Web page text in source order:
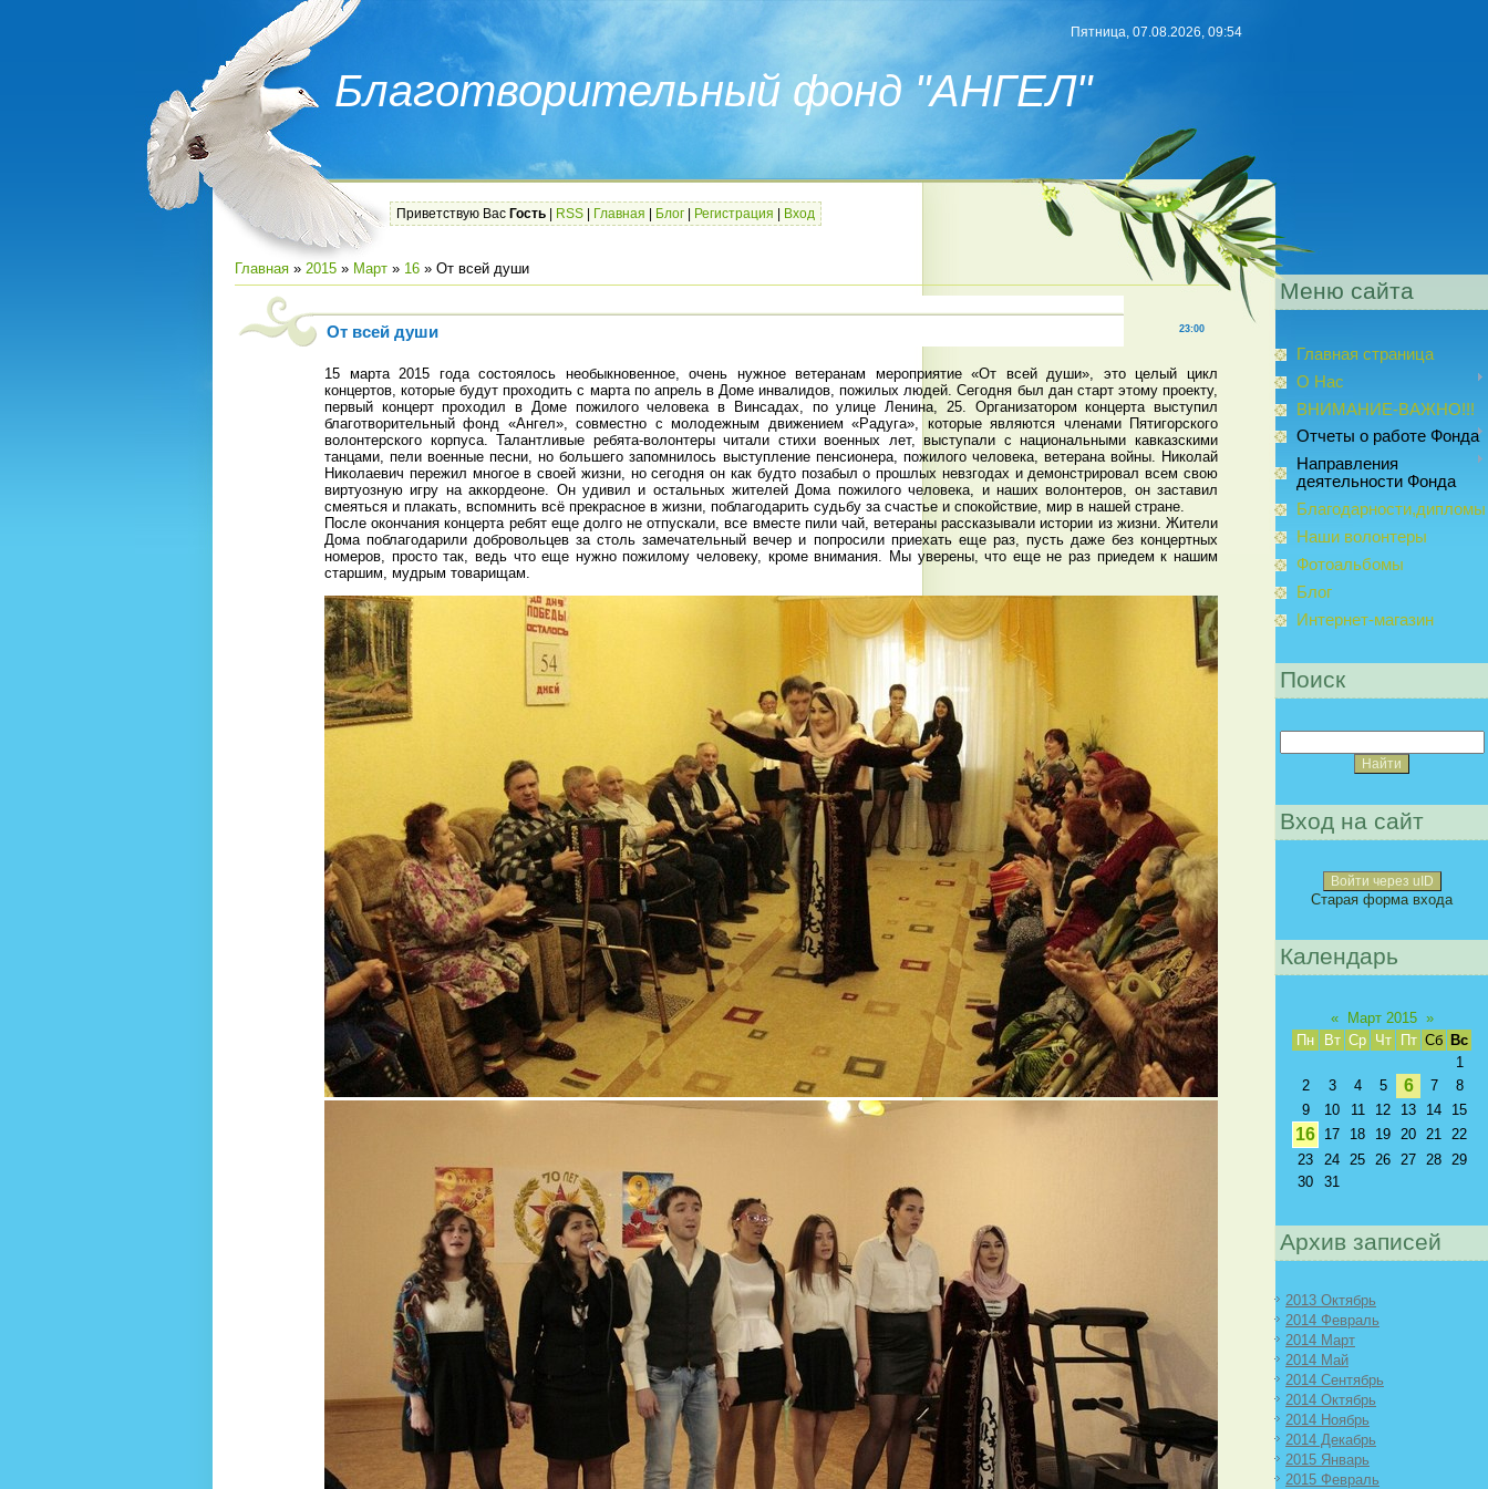
Благотворительный фонд "АНГЕЛ"
Пятница, 07.08.2026, 09:54
Приветствую Вас Гость RSS Главная Блог Регистрация Вход
Главная » 2015 » Март » 16 » От всей души
23:00
От всей души
15 марта 2015 года состоялось необыкновенное, очень нужное ветеранам мероприятие «От всей души», это целый цикл
концертов, которые будут проходить с марта по апрель в Доме инвалидов, пожилых людей. Сегодня был дан старт этому проекту,
первый концерт проходил в Доме пожилого человека в Винсадах, по улице Ленина, 25. Организатором концерта выступил
благотворительный фонд «Ангел», совместно с молодежным движением «Радуга», которые являются членами Пятигорского
волонтерского корпуса. Талантливые ребята-волонтеры читали стихи военных лет, выступали с национальными кавказскими
танцами, пели военные песни, но большего запомнилось выступление пенсионера, пожилого человека, ветерана войны. Николай
Николаевич пережил многое в своей жизни, но сегодня он как будто позабыл о прошлых невзгодах и демонстрировал всем свою
виртуозную игру на аккордеоне. Он удивил и остальных жителей Дома пожилого человека, и наших волонтеров, он заставил
смеяться и плакать, вспомнить всё прекрасное в жизни, поблагодарить судьбу за счастье и спокойствие, мир в нашей стране.
После окончания концерта ребят еще долго не отпускали, все вместе пили чай, ветераны рассказывали истории из жизни. Жители
Дома поблагодарили добровольцев за столь замечательный вечер и попросили приехать еще раз, пусть даже без концертных
номеров, просто так, ведь что еще нужно пожилому человеку, кроме внимания. Мы уверены, что еще не раз приедем к нашим
старшим, мудрым товарищам.
Меню сайта
Главная страница
О Нас
ВНИМАНИЕ-ВАЖНО!!!
Отчеты о работе Фонда
Направления
деятельности Фонда
Благодарности,дипломы
Наши волонтеры
Фотоальбомы
Блог
Интернет-магазин
Поиск
Вход на сайт
Войти через uID
Старая форма входа
Календарь
« Март 2015 »
Пн
Вт Ср Чт Пт Сб Вс
1
2
3 4 5 6 7
8
9
10 11 12 13 14 15
16 17 18 19 20 21 22
23
24 25 26 27 28 29
30
31
Архив записей
2013 Октябрь
2014 Февраль
2014 Март
2014 Май
2014 Сентябрь
2014 Октябрь
2014 Ноябрь
2014 Декабрь
2015 Январь
2015 Февраль